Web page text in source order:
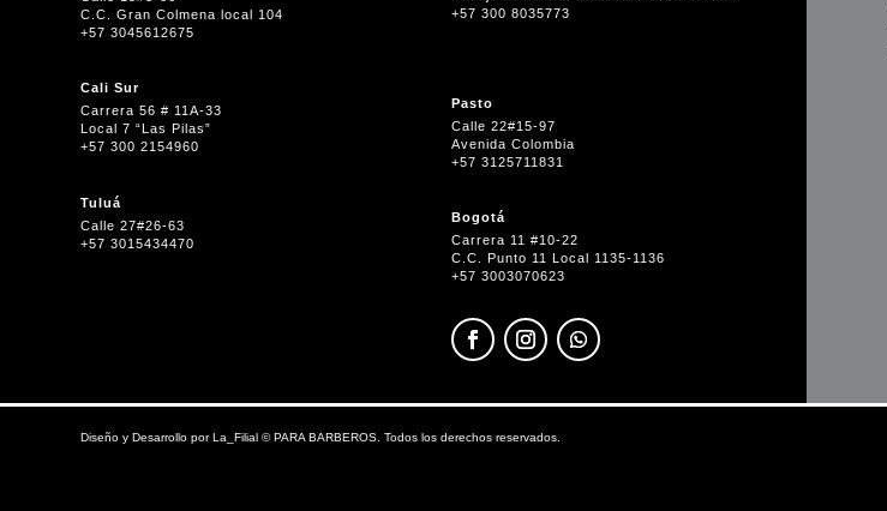
C.C. Gran Colmena local 104
+57 3045612675
Cali Sur
Carrera 56 # 11A-33
Local 7 “Las Pilas”
+57 300 2154960
Tuluá
Calle 27#26-63
+57 3015434470
+57 300 8035773
Pasto
Calle 22#15-97
Avenida Colombia
+57 3125711831
Bogotá
Carrera 11 #10-22
C.C. Punto 11 Local 1135-1136
+57 3003070623
Diseño y Desarrollo por La_Filial © PARA BARBEROS. Todos los derechos reservados.